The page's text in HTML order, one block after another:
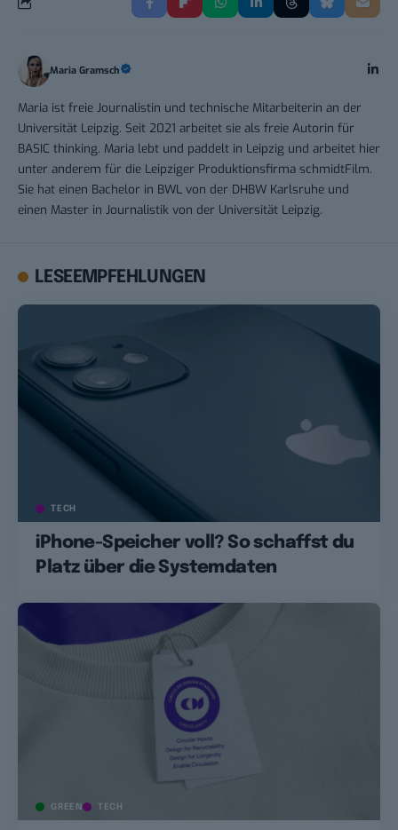
Maria Gramsch
Maria ist freie Journalistin und technische Mitarbeiterin an der
Universität Leipzig. Seit 2021 arbeitet sie als freie Autorin für
BASIC thinking. Maria lebt und paddelt in Leipzig und arbeitet hier
unter anderem für die Leipziger Produktionsfirma schmidtFilm.
Sie hat einen Bachelor in BWL von der DHBW Karlsruhe und
einen Master in Journalistik von der Universität Leipzig.
LESEEMPFEHLUNGEN
TECH
iPhone-Speicher voll? So schaffst du
Platz über die Systemdaten
GREEN TECH